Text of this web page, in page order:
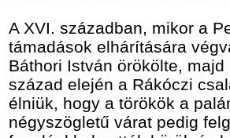
A XVI. században, mikor a
támadások elhárítására
Báthori István örökölte,
század elején a Rákóczi
élniük, hogy a törökök a
négyszögletű várat pedig